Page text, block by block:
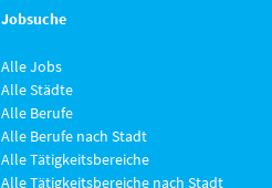
Jobsuche
Alle Jobs
Alle Städte
Alle Berufe
Alle Berufe nach Stadt
Alle Tätigkeitsbereiche
Alle Tätigkeitsbereiche nach Stadt